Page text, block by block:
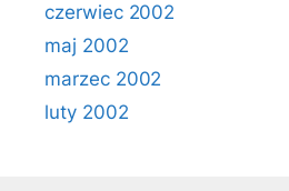
czerwiec 2002
maj 2002
marzec 2002
luty 2002